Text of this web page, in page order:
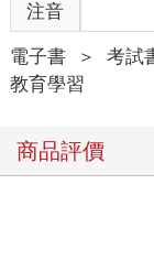
注音
電子書 ＞ 考試
教育學習
商品評價